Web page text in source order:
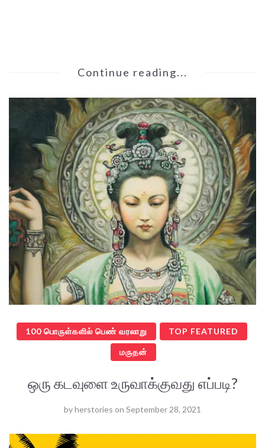
Continue reading...
100 பொருள்களில் பெண் வரலாறு TOP FEATURED
மருதன்
ஒரு கடவுளை உருவாக்குவது எப்படி?
byherstories on September 28, 2021